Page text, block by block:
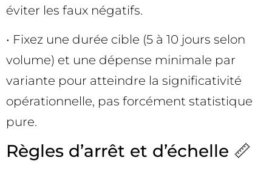
éviter les faux négatifs.
• Fixez une durée cible (5 à 10 jours selon
volume) et une dépense minimale par
variante pour atteindre la significativité
opérationnelle, pas forcément statistique
pure.
Règles d’arrêt et d’échelle 📏